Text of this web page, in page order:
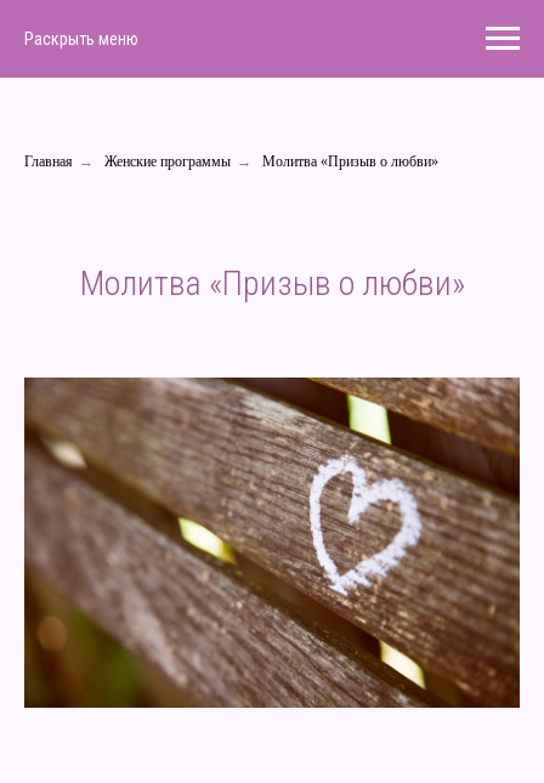
Раскрыть меню
Главная → Женские программы → Молитва «Призыв о любви»
Молитва «Призыв о любви»